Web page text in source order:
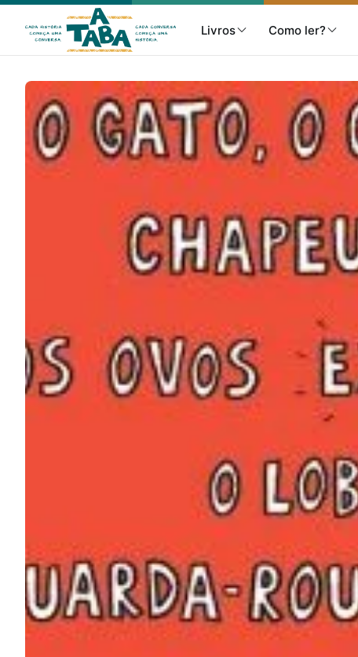
Livros Como ler?
Livros
Clube de Leitores
Na escola
Colecionáveis
Cursos On line